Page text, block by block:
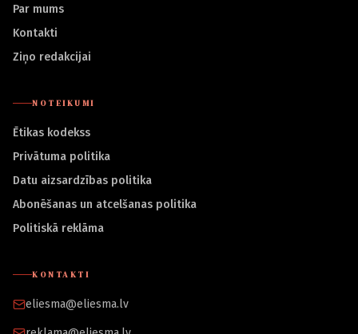
Par mums
Kontakti
Ziņo redakcijai
NOTEIKUMI
Ētikas kodekss
Privātuma politika
Datu aizsardzības politika
Abonēšanas un atcelšanas politika
Politiskā reklāma
KONTAKTI
eliesma@eliesma.lv